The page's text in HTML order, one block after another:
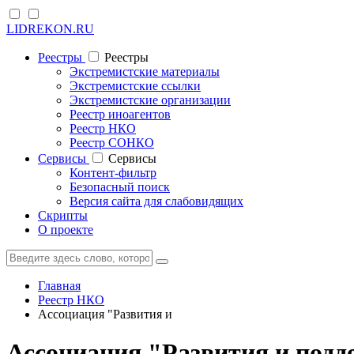
LIDREKON.RU
Реестры
Реестры
Экстремистские материалы
Экстремистские ссылки
Экстремистские организации
Реестр иноагентов
Реестр НКО
Реестр СОНКО
Cервисы
Cервисы
Контент-фильтр
Безопасный поиск
Версия сайта для слабовидящих
Скрипты
О проекте
Главная
Реестр НКО
Ассоциация "Развития и